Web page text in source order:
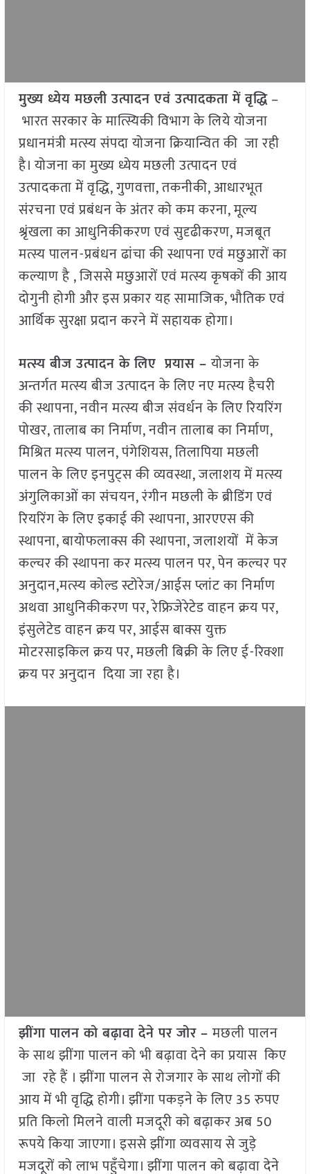
मुख्य ध्येय मछली उत्पादन एवं उत्पादकता में वृद्धि–
भारत सरकार के मात्स्यिकी विभाग के लिये योजना
प्रधानमंत्री मत्स्य संपदा योजना क्रियान्वित की जा रही
है। योजना का मुख्य ध्येय मछली उत्पादन एवं
उत्पादकता में वृद्धि, गुणवत्ता, तकनीकी, आधारभूत
संरचना एवं प्रबंधन के अंतर को कम करना, मूल्य
श्रृंखला का आधुनिकीकरण एवं सुदृढीकरण, मजबूत
मत्स्य पालन-प्रबंधन ढांचा की स्थापना एवं मछुआरों का
कल्याण है , जिससे मछुआरों एवं मत्स्य कृषकों की आय
दोगुनी होगी और इस प्रकार यह सामाजिक, भौतिक एवं
आर्थिक सुरक्षा प्रदान करने में सहायक होगा।
मत्स्य बीज उत्पादन के लिए प्रयास –योजना के
अन्तर्गत मत्स्य बीज उत्पादन के लिए नए मत्स्य हैचरी
की स्थापना, नवीन मत्स्य बीज संवर्धन के लिए रियरिंग
पोखर, तालाब का निर्माण, नवीन तालाब का निर्माण,
मिश्रित मत्स्य पालन, पंगेशियस, तिलापिया मछली
पालन के लिए इनपुट्स की व्यवस्था, जलाशय में मत्स्य
अंगुलिकाओं का संचयन, रंगीन मछली के ब्रीडिंग एवं
रियरिंग के लिए इकाई की स्थापना, आरएएस की
स्थापना, बायोफलाक्स की स्थापना, जलाशयों में केज
कल्चर की स्थापना कर मत्स्य पालन पर, पेन कल्चर पर
अनुदान,मत्स्य कोल्ड स्टोरेज/आईस प्लांट का निर्माण
अथवा आधुनिकीकरण पर, रेफ्रिजेरेटेड वाहन क्रय पर,
इंसुलेटेड वाहन क्रय पर, आईस बाक्स युक्त
मोटरसाइकिल क्रय पर, मछली बिक्री के लिए ई-रिक्शा
क्रय पर अनुदान दिया जा रहा है।
झींगा पालन को बढ़ावा देने पर जोर –मछली पालन
के साथ झींगा पालन को भी बढ़ावा देने का प्रयास किए
जा रहे हैं । झींगा पालन से रोजगार के साथ लोगों की
आय में भी वृद्धि होगी। झींगा पकड़ने के लिए 35 रुपए
प्रति किलो मिलने वाली मजदूरी को बढ़ाकर अब 50
रूपये किया जाएगा। इससे झींगा व्यवसाय से जुड़े
मजदूरों को लाभ पहुँचेगा। झींगा पालन को बढ़ावा देने